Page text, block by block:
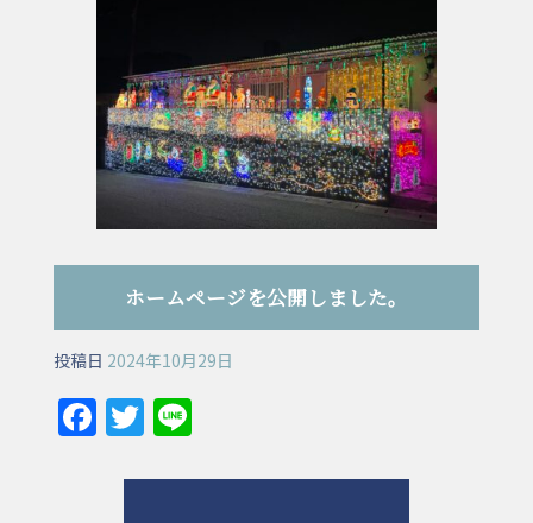
ホームページを公開しました。
投稿日 2024年10月29日
F T
itt
Li
e